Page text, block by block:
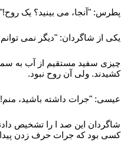
پطرس: "آنجا، می بینید؟ یک روح!"
یکی از شاگردان: "دیگر نمی
چیزی سفید مستقیم از آب به
کشیدند. ولی آن روح نبود.
عیسی: "جرات داشته باشید،
شاگردان این صد ا را تشخیص
کسی بود که جرات حرف زدن